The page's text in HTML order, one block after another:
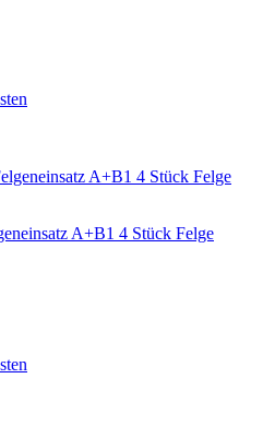
A+B1 4 Stück Felge